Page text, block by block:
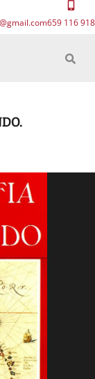
659 116 918